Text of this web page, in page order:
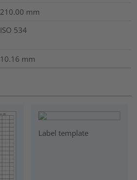
210.00 mm
ISO 534
10.16 mm
Label template